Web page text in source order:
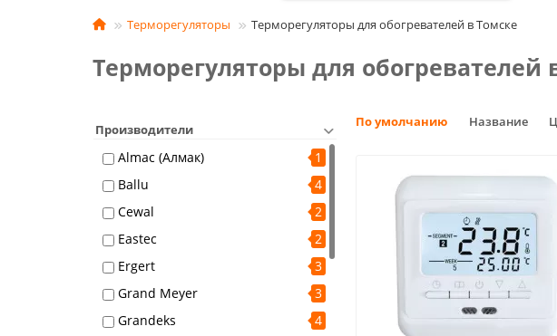
Терморегуляторы Терморегуляторы для обогревателей в Томске
Терморегуляторы для обогревателей
Производители
Almac (Алмак)
1
Ballu
4
Cewal
2
Eastec
2
Ergert
3
Grand Meyer
3
Grandeks
4
По умолчанию Название